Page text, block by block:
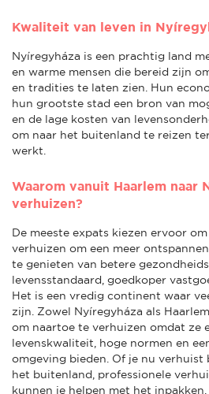
Kwaliteit van leven in
Nyíregyháza is een prachtig land
en warme mensen die bereid zijn
en tradities te laten zien. Hun
hun grootste stad een bron van
en de lage kosten van
om naar het buitenland te reizen
werkt.
Waarom vanuit Haarlem naar
verhuizen?
De meeste expats kiezen ervoor
verhuizen om een meer
te genieten van betere
levensstandaard, goedkoper
Het is een vredig continent waar
zijn. Zowel Nyíregyháza als
om naartoe te verhuizen omdat ze
levenskwaliteit, hoge normen en
omgeving bieden. Of je nu verhuist
het buitenland, professionele
kunnen je helpen met het